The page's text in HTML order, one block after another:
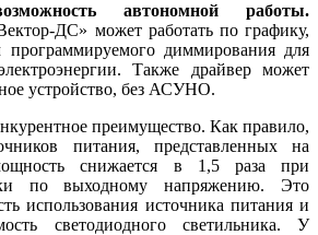
автономной работы.
ДС» может работать по графику,
программируемого диммирования для
Также драйвер может
устройство, без ­АСУНО.
преимущество. Как правило,
питания, представленных на
снижается в 1,5 ра­за при
по выходному напряжению. Это
использования источника питания и
светодиодного светильника. У